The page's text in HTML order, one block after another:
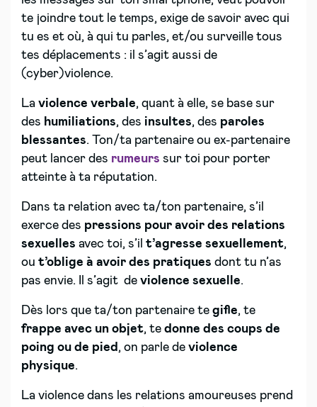
te joindre tout le temps, exige de savoir avec qui
tu es et où, à qui tu parles, et/ou surveille tous
tes déplacements : il s’agit aussi de
(cyber)violence.
La violence verbale, quant à elle, se base sur
des humiliations, des insultes, des paroles
blessantes. Ton/ta partenaire ou ex-partenaire
peut lancer des rumeurs sur toi pour porter
atteinte à ta réputation.
Dans ta relation avec ta/ton partenaire, s’il
exerce des pressions pour avoir des relations
sexuelles avec toi, s’il t’agresse sexuellement,
ou t’oblige à avoir des pratiques dont tu n’as
pas envie. Il s’agit de violence sexuelle.
Dès lors que ta/ton partenaire te gifle, te
frappe avec un objet, te donne des coups de
poing ou de pied , on parle de violence
physique.
La violence dans les relations amoureuses prend